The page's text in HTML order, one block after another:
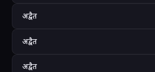
अद्वैत
अद्वैत
अद्वैत